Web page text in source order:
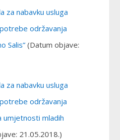
za nabavku usluga
održavanja
Salis” (Datum objave:
za nabavku usluga
održavanja
umjetnosti mladih
21.05.2018.)